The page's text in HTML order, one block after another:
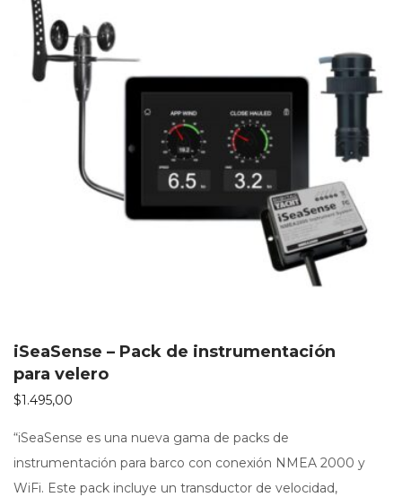
iSeaSense – Pack de instrumentación
para velero
$1.495,00
“iSeaSense es una nueva gama de packs de
instrumentación para barco con conexión NMEA 2000 y
WiFi. Este pack incluye un transductor de velocidad,